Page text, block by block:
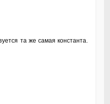
та же самая константа.